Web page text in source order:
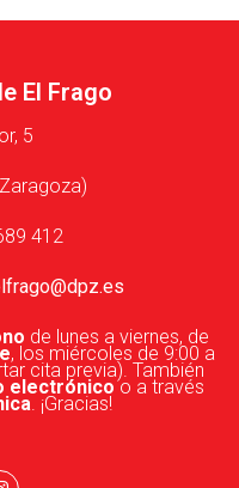
El Frago
5
412
de lunes a viernes, de
, los miércoles de 9:00 a
cita previa). También
electrónicoo a través
. ¡Gracias!